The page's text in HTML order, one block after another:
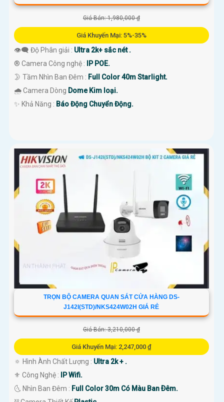
Giá Bán: 1,980,000 ₫
Giá Khuyến Mại: 5%-35%
👁️‍🗨 Độ Phân giải : Ultra 2k+ sắc nét .
®️ Camera Công nghệ :
IP POE.
🌛 Tầm Nhìn Ban Đêm : Full Color 40m Starlight.
🌧️ Camera Dòng Dome Kim loại.
️✨ Khả Năng : Báo Động Chuyển Động.
TRỌN BỘ CAMERA QUAN SÁT CỬA HÀNG DS-
J142I(STD)/NKS424W02H GIÁ RẺ
Giá Bán: 3,210,000 ₫
Giá Khuyến Mại: 2,247,000 ₫
🔅 Hình Ành Chất Lượng : Ultra 2k + .
⚜️ Công Nghệ :
IP Wifi.
🌜 Nhìn Ban Đêm : Full Color 30m Có Màu Ban Ðêm.